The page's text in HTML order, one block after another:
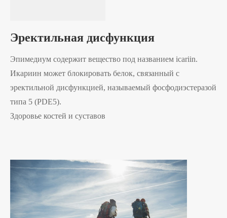
Эректильная дисфункция
Эпимедиум содержит вещество под названием icariin.
Икариин может блокировать белок, связанный с
эректильной дисфункцией, называемый фосфодиэстеразой
типа 5 (PDE5).
Здоровье костей и суставов